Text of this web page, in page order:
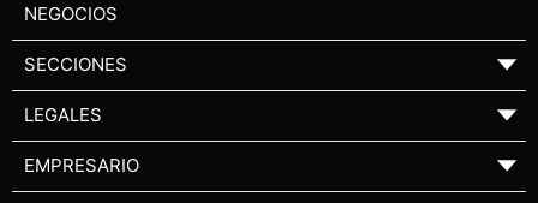
NEGOCIOS
SECCIONES ▼
LEGALES ▼
EMPRESARIO ▼